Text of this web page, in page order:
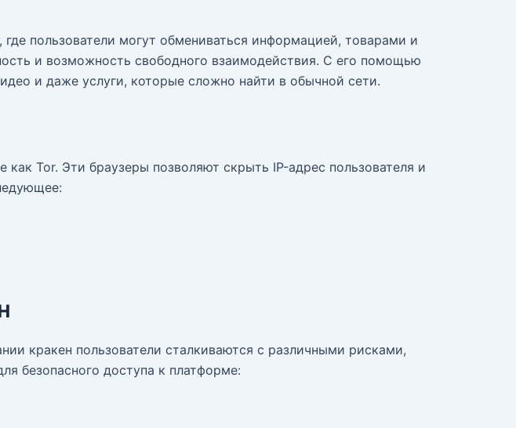
пользователи могут обмениваться информацией, товарами и
и возможность свободного взаимодействия. С его помощью
и даже услуги, которые сложно найти в обычной сети.
Tor. Эти браузеры позволяют скрыть IP-адрес пользователя и
кракен пользователи сталкиваются с различными рисками,
безопасного доступа к платформе: